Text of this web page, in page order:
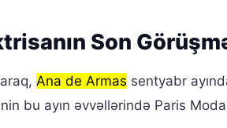
Son
Ana de Armas sentyabr
bu ayın əvvəllərində Paris